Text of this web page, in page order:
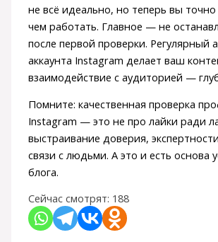
не всё идеально, но теперь вы точно
чем работать. Главное — не
после первой проверки. Регулярный
аккаунта Instagram делает ваш
взаимодействие с аудиторией —
Помните: качественная проверка
Instagram — это не про лайки ради
выстраивание доверия,
связи с людьми. А это и есть основа
блога.
Сейчас смотрят: 188